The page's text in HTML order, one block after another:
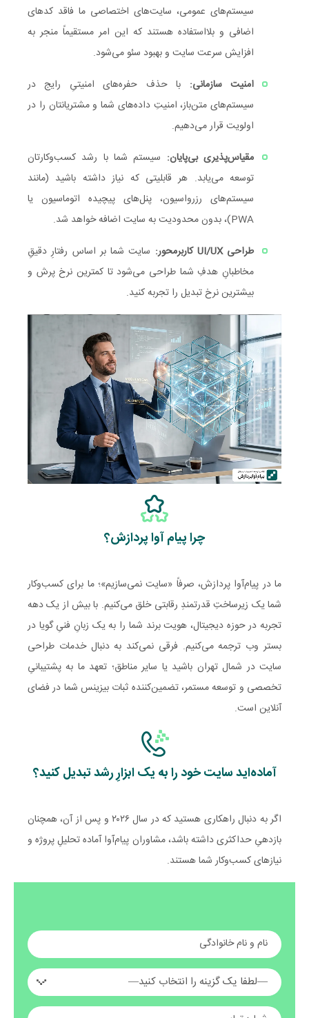
سیستم‌های عمومی، سایت‌های اختصاصی ما فاقد کدهای
اضافی و بلااستفاده هستند که این امر مستقیماً منجر به
افزایش سرعت سایت و بهبود سئو می‌شود.
امنیت سازمانی: با حذف حفره‌های امنیتیِ رایج در
سیستم‌های متن‌باز، امنیتِ داده‌های شما و مشتریانتان را در
اولویت قرار می‌دهیم.
مقیاس‌پذیری بی‌پایان: سیستم شما با رشد کسب‌وکارتان
توسعه می‌یابد. هر قابلیتی که نیاز داشته باشید (مانند
سیستم‌های رزرواسیون، پنل‌های پیچیده اتوماسیون یا
PWA)، بدون محدودیت به سایت اضافه خواهد شد.
طراحی UI/UX کاربرمحور:
سایت شما بر اساس رفتارِ دقیقِ
مخاطبانِ هدفِ شما طراحی می‌شود تا کمترین نرخ پرش و
بیشترین نرخ تبدیل را تجربه کنید.
چرا پیام‌ آوا پردازش؟
ما در پیام‌آوا پردازش، صرفاً «سایت نمی‌سازیم»؛ ما برای کسب‌وکار
شما یک زیرساختِ قدرتمندِ رقابتی خلق می‌کنیم. با بیش از یک دهه
تجربه در حوزه دیجیتال، هویت برند شما را به یک زبانِ فنیِ گویا در
بستر وب ترجمه می‌کنیم. فرقی نمی‌کند به دنبال خدمات طراحی
سایت در شمال تهران باشید یا سایر مناطق؛ تعهد ما به پشتیبانیِ
تخصصی و توسعه مستمر، تضمین‌کننده ثبات بیزینس شما در فضای
آنلاین است.
آماده‌اید سایت خود را به یک ابزارِ رشد تبدیل کنید؟
اگر به دنبال راهکاری هستید که در سال ۲۰۲۶ و پس از آن، همچنان
بازدهیِ حداکثری داشته باشد، مشاوران پیام‌آوا آماده تحلیلِ پروژه و
نیازهای کسب‌وکار شما هستند.
نام و نام خانوادگی
—لطفا یک گزینه را انتخاب کنید—